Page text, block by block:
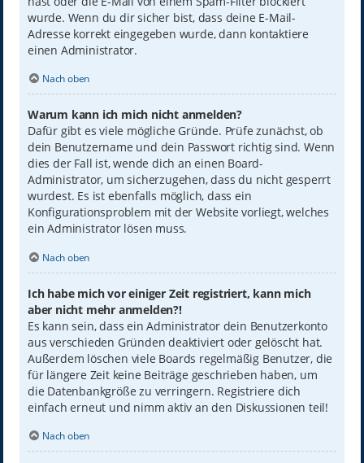
wurde. Wenn du dir sicher bist, dass deine E-Mail-
Adresse korrekt eingegeben wurde, dann kontaktiere
einen Administrator.
Nach oben
Warum kann ich mich nicht anmelden?
Dafür gibt es viele mögliche Gründe. Prüfe zunächst, ob
dein Benutzername und dein Passwort richtig sind. Wenn
dies der Fall ist, wende dich an einen Board-
Administrator, um sicherzugehen, dass du nicht gesperrt
wurdest. Es ist ebenfalls möglich, dass ein
Konfigurationsproblem mit der Website vorliegt, welches
ein Administrator lösen muss.
Nach oben
Ich habe mich vor einiger Zeit registriert, kann mich
aber nicht mehr anmelden?!
Es kann sein, dass ein Administrator dein Benutzerkonto
aus verschieden Gründen deaktiviert oder gelöscht hat.
Außerdem löschen viele Boards regelmäßig Benutzer, die
für längere Zeit keine Beiträge geschrieben haben, um
die Datenbankgröße zu verringern. Registriere dich
einfach erneut und nimm aktiv an den Diskussionen teil!
Nach oben